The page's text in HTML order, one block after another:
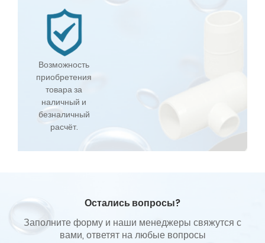
Возможность
приобретения
товара за
наличный и
безналичный
расчёт.
Остались вопросы?
Заполните форму и наши менеджеры свяжутся с
вами, ответят на любые вопросы